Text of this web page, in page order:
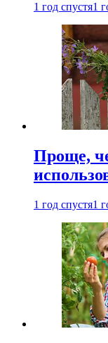
1 год спустя1
Проще,
1 год спустя1